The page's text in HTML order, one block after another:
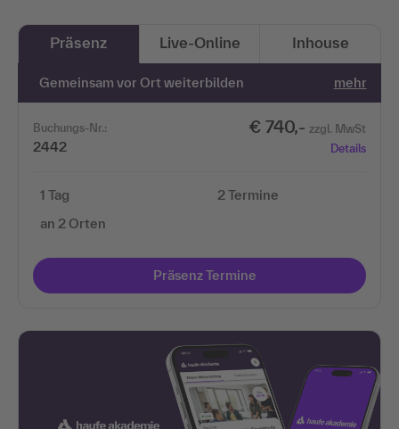
Präsenz Live-Online Inhouse
Gemeinsam vor Ort weiterbilden mehr
Buchungs-Nr.:
2442
€ 740,- zzgl. MwSt
Details
1 Tag
an 2 Orten
2 Termine
Präsenz Termine